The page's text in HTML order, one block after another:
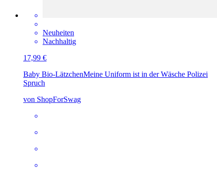
Neuheiten
Nachhaltig
17,99 €
Baby Bio-LätzchenMeine Uniform ist in der Wäsche Polizei
Spruch
von ShopForSwag